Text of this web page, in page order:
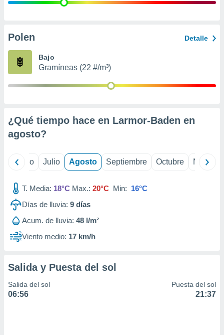
e
publicidad
Polen Detalle
Bajo
Gramíneas (22 #/m³)
¿Qué tiempo hace en Larmor-Baden en
agosto?
Junio Julio Agosto Septiembre Octubre
T. Media: 18°C Max.: 20°C Min: 16°C
Días de lluvia: 9 días
Acum. de lluvia: 48 l/m²
Viento medio: 17 km/h
Salida y Puesta del sol
Salida del sol
06:56
Puesta del sol
21:37